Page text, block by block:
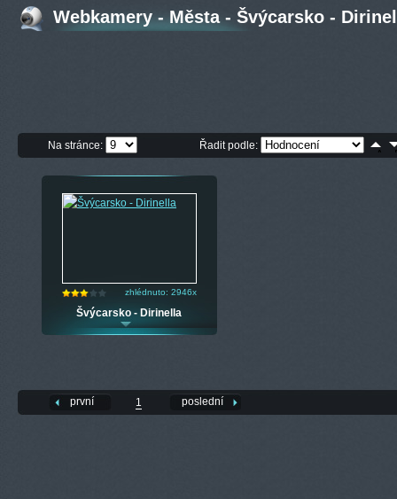
Webkamery - Města - Švýcarsko -
Na stránce: Řadit podle:
zhlédnuto: 2946x
Švýcarsko - Dirinella
první 1 poslední